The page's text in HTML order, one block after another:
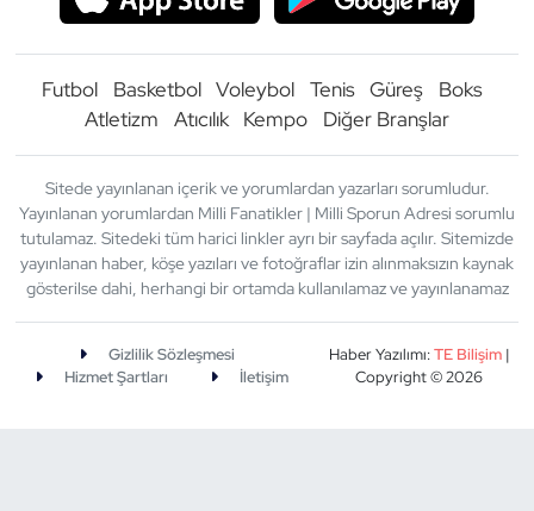
Futbol Basketbol Voleybol Tenis Güreş
Boks
Atletizm
Atıcılık Kempo Diğer Branşlar
Sitede yayınlanan içerik ve yorumlardan yazarları sorumludur.
Yayınlanan yorumlardan Milli Fanatikler | Milli Sporun Adresi sorumlu
tutulamaz. Sitedeki tüm harici linkler ayrı bir sayfada açılır. Sitemizde
yayınlanan haber, köşe yazıları ve fotoğraflar izin alınmaksızın kaynak
gösterilse dahi, herhangi bir ortamda kullanılamaz ve yayınlanamaz
Gizlilik Sözleşmesi
Hizmet Şartları
İletişim
Haber Yazılımı:TE Bilişim|
Copyright © 2026